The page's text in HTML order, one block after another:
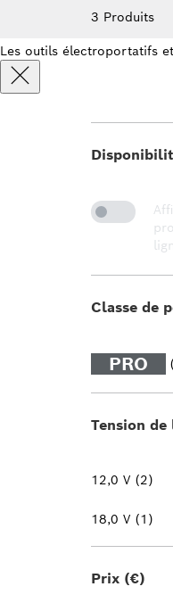
3 Produits
Les outils électroportatifs
Classe de
PRO
Tension
12,0 V (2)
18,0 V (1)
Prix (€)